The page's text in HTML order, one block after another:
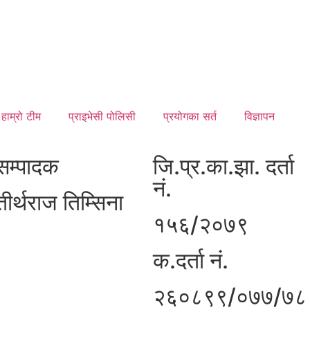
हाम्रो टीम प्राइभेसी पोलिसी प्रयोगका सर्त विज्ञापन
तिम्सिना
जि.प्र.का.झा. दर्ता
नं.
१५६/२०७९
क.दर्ता नं.
२६०८९९/०७७/७८